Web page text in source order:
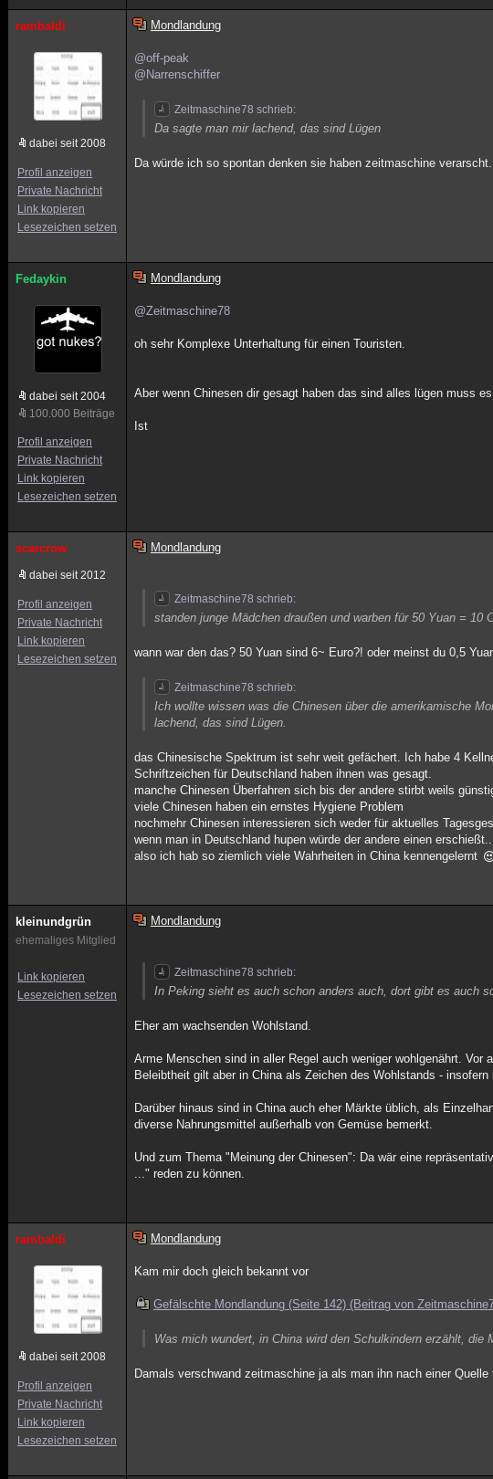
rambaldi
dabei seit 2008
Profil anzeigen
Private Nachricht
Link kopieren
Lesezeichen setzen
Mondlandung
@off-peak
@Narrenschiffer
Zeitmaschine78 schrieb:
Da sagte man mir lachend, das sind Lügen
Da würde ich so spontan denken sie haben zeitmaschine
Fedaykin
dabei seit 2004
100.000 Beiträge
Profil anzeigen
Private Nachricht
Link kopieren
Lesezeichen setzen
Mondlandung
@Zeitmaschine78
oh sehr Komplexe Unterhaltung für einen Touristen.
Aber wenn Chinesen dir gesagt haben das sind alles lügen muss
Ist
scarcrow
dabei seit 2012
Profil anzeigen
Private Nachricht
Link kopieren
Lesezeichen setzen
Mondlandung
Zeitmaschine78 schrieb:
standen junge Mädchen draußen und warben für 50 Yuan = 10
wann war den das? 50 Yuan sind 6~ Euro?! oder meinst du 0,5
Zeitmaschine78 schrieb:
Ich wollte wissen was die Chinesen über die amerikamische
lachend, das sind Lügen.
das Chinesische Spektrum ist sehr weit gefächert. Ich habe 4
Schriftzeichen für Deutschland haben ihnen was gesagt.
manche Chinesen Überfahren sich bis der andere stirbt weils
viele Chinesen haben ein ernstes Hygiene Problem
nochmehr Chinesen interessieren sich weder für aktuelles
wenn man in Deutschland hupen würde der andere einen
also ich hab so ziemlich viele Wahrheiten in China kennengelernt
kleinundgrün
ehemaliges Mitglied
Link kopieren
Lesezeichen setzen
Mondlandung
Zeitmaschine78 schrieb:
In Peking sieht es auch schon anders auch, dort gibt es auch
Eher am wachsenden Wohlstand.
Arme Menschen sind in aller Regel auch weniger wohlgenährt.
Beleibtheit gilt aber in China als Zeichen des Wohlstands -
Darüber hinaus sind in China auch eher Märkte üblich, als
diverse Nahrungsmittel außerhalb von Gemüse bemerkt.
Und zum Thema "Meinung der Chinesen": Da wär eine
..." reden zu können.
rambaldi
dabei seit 2008
Profil anzeigen
Private Nachricht
Link kopieren
Lesezeichen setzen
Mondlandung
Kam mir doch gleich bekannt vor
Gefälschte Mondlandung (Seite 142) (Beitrag von
Was mich wundert, in China wird den Schulkindern erzählt,
Damals verschwand zeitmaschine ja als man ihn nach einer Quelle